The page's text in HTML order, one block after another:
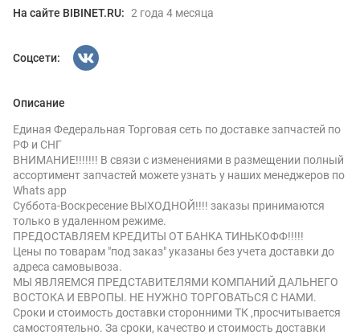
На сайте BIBINET.RU: 2 года 4 месяца
Соцсети:
Описание
Единая Федеральная Торговая сеть по доставке запчастей по
РФ и СНГ
ВНИМАНИЕ!!!!!!! В связи с изменениями в размещении полный
ассортимент запчастей можете узнать у наших менеджеров по
Whats app
Суббота-Воскресение ВЫХОДНОЙ!!!! заказы принимаются
только в удаленном режиме.
ПРЕДОСТАВЛЯЕМ КРЕДИТЫ ОТ БАНКА ТИНЬКОФФ!!!!!
Цены по товарам "под заказ" указаны без учета доставки до
адреса самовывоза.
МЫ ЯВЛЯЕМСЯ ПРЕДСТАВИТЕЛЯМИ КОМПАНИЙ ДАЛЬНЕГО
ВОСТОКА И ЕВРОПЫ. НЕ НУЖНО ТОРГОВАТЬСЯ С НАМИ.
Сроки и стоимость доставки сторонними ТК ,просчитывается
самостоятельно. За сроки, качество и стоимость доставки